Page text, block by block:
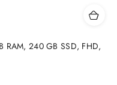
RAM, 240 GB SSD, FHD,